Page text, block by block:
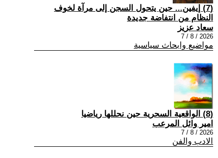
(7) إيفين... حين يتحول السجن إلى مرآة لخوف
النظام من انتفاضة جديدة
سعاد عزيز
2026 / 8 / 7
مواضيع وابحاث سياسية
(8) الواقعية السحرية حين نحللها رياضيا
امير وائل المرعب
2026 / 8 / 7
الادب والفن